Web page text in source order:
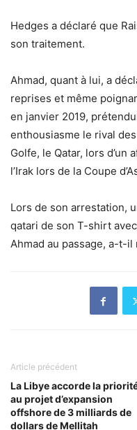
Hedges a déclaré que
son traitement.
Ahmad, quant à lui, a
reprises et même
en janvier 2019,
enthousiasme le rival
Golfe, le Qatar, lors
l’Irak lors de la Coupe
Lors de son arrestation,
qatari de son T-shirt
Ahmad au passage, a-t-il
Article précédent
La Libye accorde la
au projet d’expansion
offshore de 3 milliards de
dollars de Mellitah